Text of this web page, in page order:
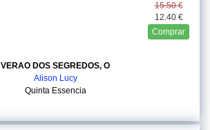
15.50 €
12.40 €
Comprar
VERAO DOS SEGREDOS, O
Alison Lucy
Quinta Essencia